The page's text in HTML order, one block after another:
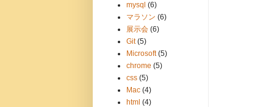
mysql (6)
マラソン (6)
展示会 (6)
Git (5)
Microsoft (5)
chrome (5)
css (5)
Mac (4)
html (4)